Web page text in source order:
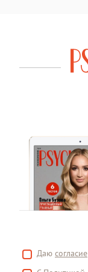
Даю согласие